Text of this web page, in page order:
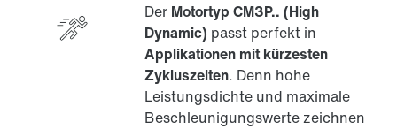
Digitale Motorschnittstelle MOVILINK® DDI
Der Motortyp CM3P.. (High
Dynamic) passt perfekt in
Applikationen mit kürzesten
Zykluszeiten. Denn hohe
Leistungsdichte und maximale
Beschleunigungswerte zeichnen